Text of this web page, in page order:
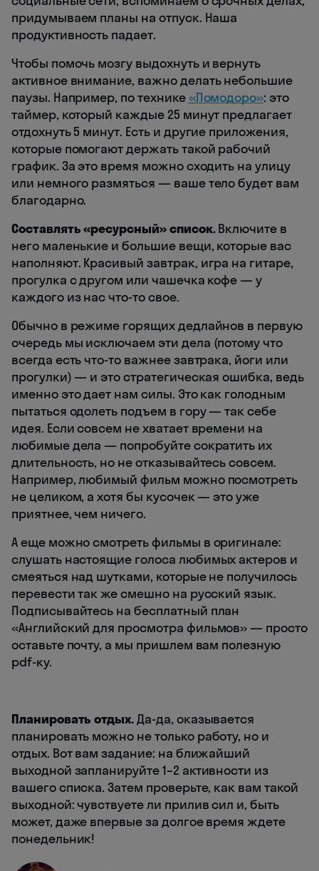
придумываем планы на отпуск. Наша
продуктивность падает.
Чтобы помочь мозгу выдохнуть и вернуть
активное внимание, важно делать небольшие
паузы. Например, по технике «Помодоро»: это
таймер, который каждые 25 минут предлагает
отдохнуть 5 минут. Есть и другие приложения,
которые помогают держать такой рабочий
график. За это время можно сходить на улицу
или немного размяться — ваше тело будет вам
благодарно.
Составлять «ресурсный» список.Включите в
него маленькие и большие вещи, которые вас
наполняют. Красивый завтрак, игра на гитаре,
прогулка с другом или чашечка кофе — у
каждого из нас что-то свое.
Обычно в режиме горящих дедлайнов в первую
очередь мы исключаем эти дела (потому что
всегда есть что-то важнее завтрака, йоги или
прогулки) — и это стратегическая ошибка, ведь
именно это дает нам силы. Это как голодным
пытаться одолеть подъем в гору — так себе
идея. Если совсем не хватает времени на
любимые дела — попробуйте сократить их
длительность, но не отказывайтесь совсем.
Например, любимый фильм можно посмотреть
не целиком, а хотя бы кусочек — это уже
приятнее, чем ничего.
А еще можно смотреть фильмы в оригинале:
слушать настоящие голоса любимых актеров и
смеяться над шутками, которые не получилось
перевести так же смешно на русский язык.
Подписывайтесь на бесплатный план
«Английский для просмотра фильмов» — просто
оставьте почту, а мы пришлем вам полезную
pdf-ку.
Планировать отдых.Да-да, оказывается
планировать можно не только работу, но и
отдых. Вот вам задание: на ближайший
выходной запланируйте 1–2 активности из
вашего списка. Затем проверьте, как вам такой
выходной: чувствуете ли прилив сил и, быть
может, даже впервые за долгое время ждете
понедельник!